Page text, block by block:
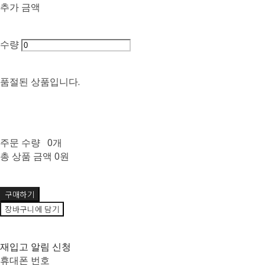
추가 금액
수량
품절된 상품입니다.
주문 수량 0개
총 상품 금액 0원
구매하기
장바구니에 담기
재입고 알림 신청
휴대폰 번호